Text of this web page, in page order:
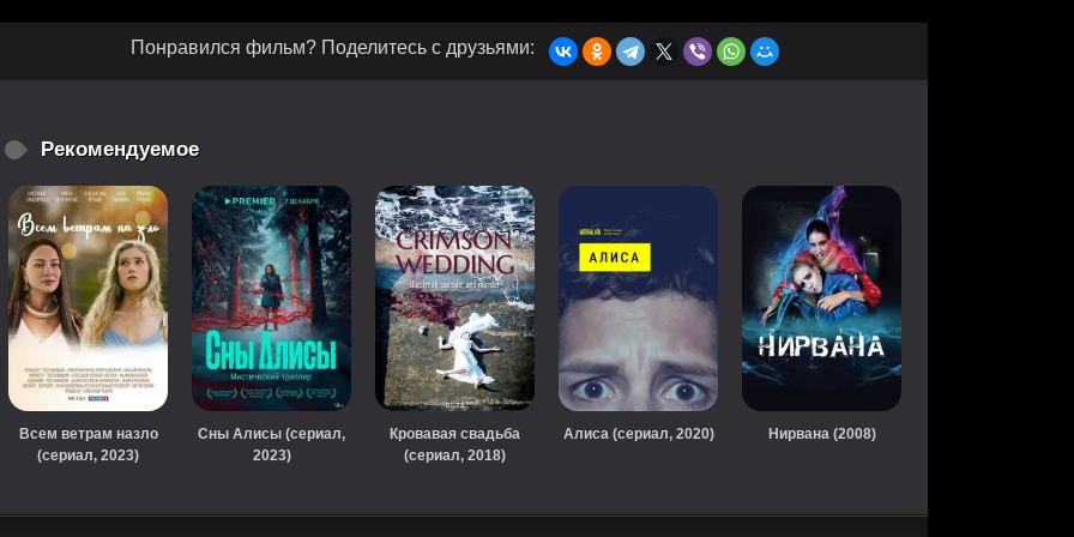
Понравился фильм? Поделитесь с друзьями:
Рекомендуемое
Всем ветрам назло
(сериал, 2023)
Сны Алисы (сериал,
2023)
Кровавая свадьба
(сериал, 2018)
Алиса (сериал, 2020) Нирвана (2008)